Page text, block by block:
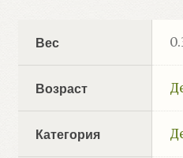
Вес
Возраст
Категория